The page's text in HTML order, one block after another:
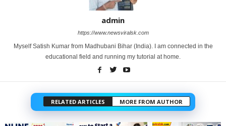
admin
https://www.newsviralsk.com
Myself Satish Kumar from Madhubani Bihar (India). I am connected in the
educational field and running my tutorial at home.
RELATED ARTICLES MORE FROM AUTHOR